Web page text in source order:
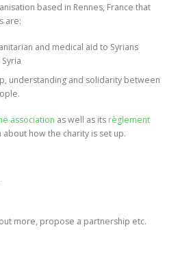
based in Rennes, France that
are:
and medical aid to Syrians
understanding and solidarity between
association as well as its règlement
how the charity is set up.
more, propose a partnership etc.